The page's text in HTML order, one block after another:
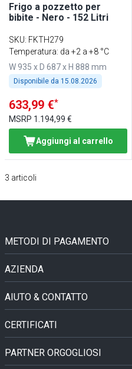
Frigo a pozzetto per
bibite - Nero - 152 Litri
SKU: FKTH279
Temperatura: da +2 a +8 °C
W 935 x D 687 x H 888 mm
Disponibile da 15.08.2026
633,99 €*
MSRP 1.194,99 €
Aggiungi al carrello
3 articoli
METODI DI PAGAMENTO
AZIENDA
AIUTO & CONTATTO
CERTIFICATI
PARTNER ORGOGLIOSI